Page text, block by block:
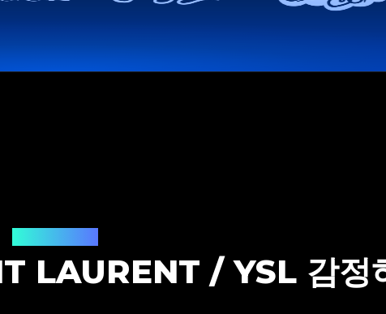
LAURENT / YSL 감정